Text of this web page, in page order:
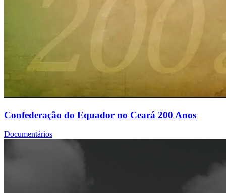
Confederação do Equador no Ceará 200 Anos
Documentários